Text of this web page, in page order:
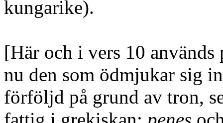
kungarike).
[Här och i vers 10
nu den som ödmjukar sig
förföljd på grund av tron,